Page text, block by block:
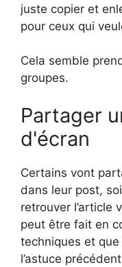
juste copier et
pour ceux qui
Cela semble
groupes.
Partager
d'écran
Certains vont
dans leur post,
retrouver l’article
peut être fait en
techniques et que
l’astuce